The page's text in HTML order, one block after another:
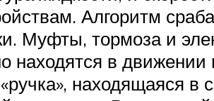
Алгоритм
Муфты, тормоза и
находятся в
находящаяся